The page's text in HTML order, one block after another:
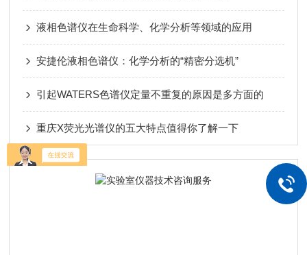
液相色谱仪在生命科学、化学分析等领域的应用
安捷伦液相色谱仪：化学分析的“精密分选机”
引起WATERS色谱仪定量不重复的原因是多方面的
重庆X荧光光谱仪的五大特点值得你了解一下